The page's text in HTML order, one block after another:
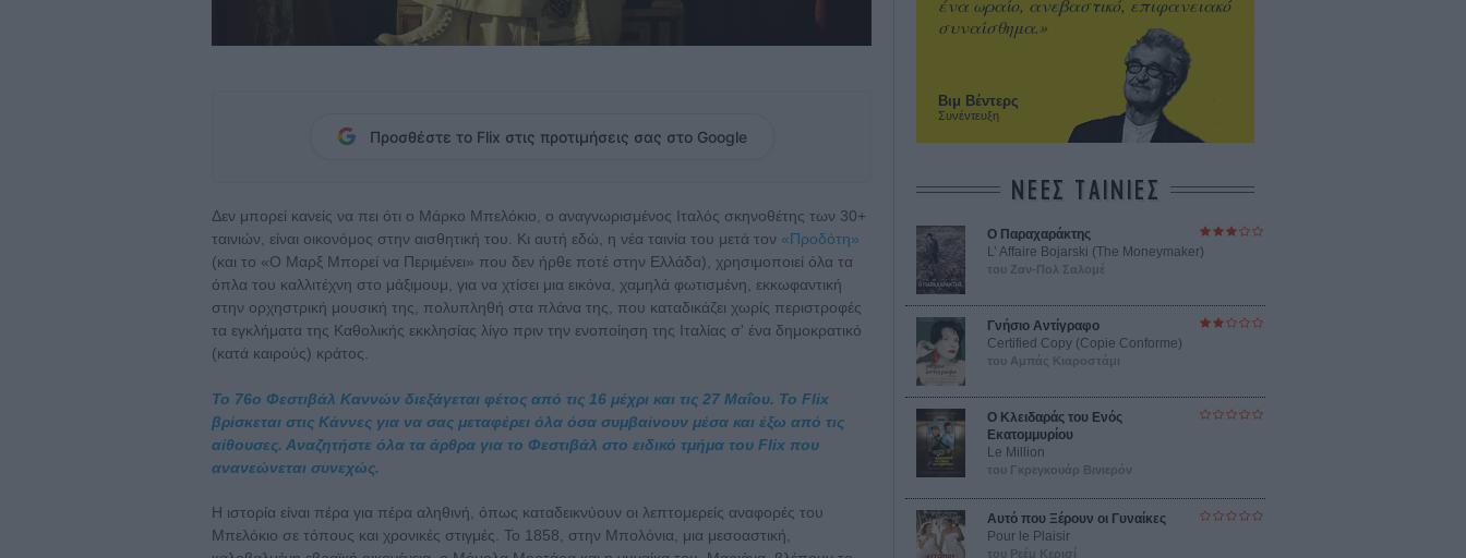
Προσθέστε το Flix στις προτιμήσεις σας στο Google
Δεν μπορεί κανείς να πει ότι ο Μάρκο Μπελόκιο, ο αναγνωρισμένος Ιταλός σκηνοθέτης των 30+
ταινιών, είναι οικονόμος στην αισθητική του. Κι αυτή εδώ, η νέα ταινία του μετά τον «Προδότη»
(και το «Ο Μαρξ Μπορεί να Περιμένει» που δεν ήρθε ποτέ στην Ελλάδα), χρησιμοποιεί όλα τα
όπλα του καλλιτέχνη στο μάξιμουμ, για να χτίσει μια εικόνα, χαμηλά φωτισμένη, εκκωφαντική
στην ορχηστρική μουσική της, πολυπληθή στα πλάνα της, που καταδικάζει χωρίς περιστροφές
τα εγκλήματα της Καθολικής εκκλησίας λίγο πριν την ενοποίηση της Ιταλίας σ' ένα δημοκρατικό
(κατά καιρούς) κράτος.
Το 76ο Φεστιβάλ Καννών διεξάγεται φέτος από τις 16 μέχρι και τις 27 Μαΐου. Το Flix
βρίσκεται στις Κάννες για να σας μεταφέρει όλα όσα συμβαίνουν μέσα και έξω από τις
αίθουσες. Αναζητήστε όλα τα άρθρα για το Φεστιβάλ στο ειδικό τμήμα του Flix που
ανανεώνεται συνεχώς.
Η ιστορία είναι πέρα για πέρα αληθινή, όπως καταδεικνύουν οι λεπτομερείς αναφορές του
Μπελόκιο σε τόπους και χρονικές στιγμές. Το 1858, στην Μπολόνια, μια μεσοαστική,
Βιμ Βέντερς
Συνέντευξη
ένα ωραίο, ανεβαστικό, επιφανειακό
συναίσθημα.»
ΝΕΕΣ ΤΑΙΝΙΕΣ
Ο Παραχαράκτης
L’ Affaire Bojarski (The Moneymaker)
του Ζαν-Πολ Σαλομέ
Γνήσιο Αντίγραφο
Certified Copy (Copie Conforme)
του Αμπάς Κιαροστάμι
Ο Κλειδαράς του Ενός
Εκατομμυρίου
Le Million
του Γκρεγκουάρ Βινιερόν
Αυτό που Ξέρουν οι Γυναίκες
Pour le Plaisir
του Ρεέμ Κερισί